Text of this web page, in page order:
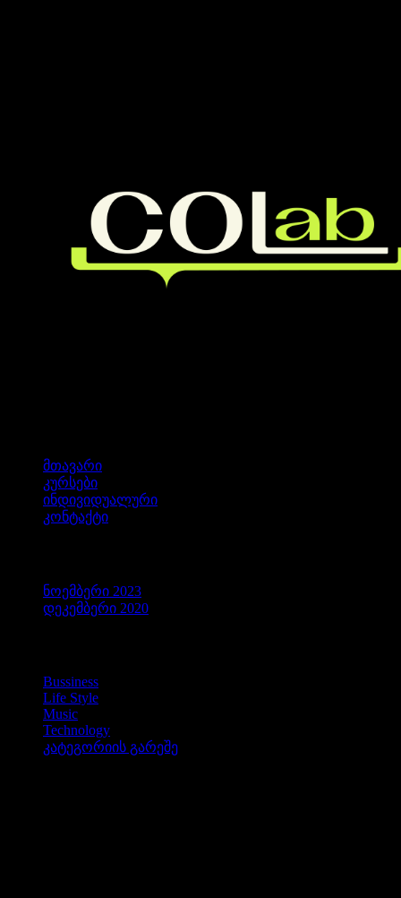
მთავარი
კურსები
ინდივიდუალური
კონტაქტი
ნოემბერი 2023
დეკემბერი 2020
Bussiness
Life Style
Music
Technology
კატეგორიის გარეშე